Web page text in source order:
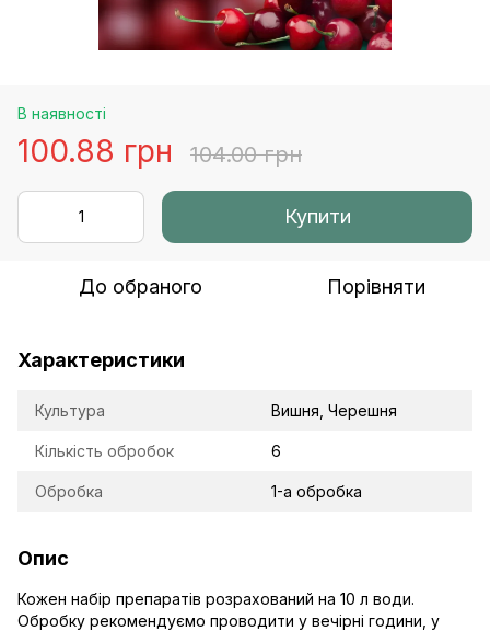
В наявності
100.88 грн 104.00 грн
Купити
До обраного Порівняти
Характеристики
Культура Вишня, Черешня
Кількість обробок 6
Обробка 1-а обробка
Опис
Кожен набір препаратів розрахований на 10 л води.
Обробку рекомендуємо проводити у вечірні години, у